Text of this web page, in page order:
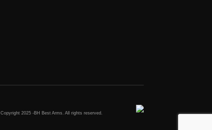
Copyright 2025 -BH Best Arms. All rights reserved.